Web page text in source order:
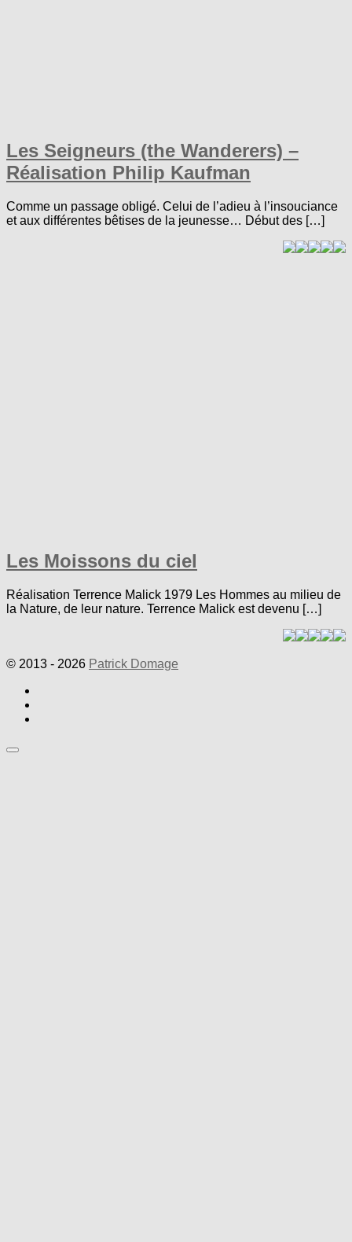
Les Seigneurs (the Wanderers) –
Réalisation Philip Kaufman
Comme un passage obligé. Celui de l’adieu à l’insouciance
et aux différentes bêtises de la jeunesse… Début des […]
Les Moissons du ciel
Réalisation Terrence Malick 1979 Les Hommes au milieu de
la Nature, de leur nature. Terrence Malick est devenu […]
© 2013 - 2026 Patrick Domage